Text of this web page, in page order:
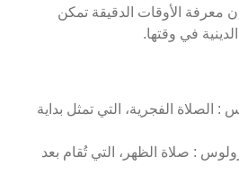
معرفة الأوقات الدقيقة تمكن
في وقتها.
الصلاة الفجرية، التي تمثل بداية
: صلاة الظهر، التي تُقام بعد